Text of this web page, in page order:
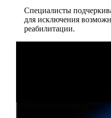
Специалисты
для исключения
реабилитации.